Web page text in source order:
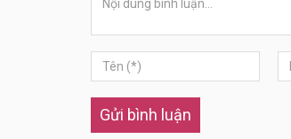
Gửi bình luận